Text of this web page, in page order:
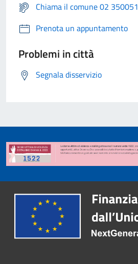
Chiama il comune 02 350051
Prenota un appuntamento
Problemi in città
Segnala disservizio